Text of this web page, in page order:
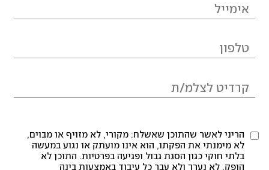
הריני לאשר שהתוכן שאשלח: מקורי, לא מזויף או מבוים,
לא מימנתי את הפקתו, הוא אינו מועתק או נגוע במעשה
בלתי חוקי כגון הסגת גבול ופגיעה בפרטיות. התוכן לא
הופק, לא נערך ולא עבר כל עיבוד באמצעות בינה